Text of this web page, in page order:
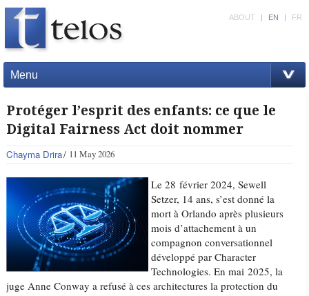
Menu
ABOUT | EN | FR
Protéger l’esprit des enfants: ce que le
Digital Fairness Act doit nommer
Chayma Drira 11 May 2026
Le 28 février 2024, Sewell
Setzer, 14 ans, s’est donné la
mort à Orlando après plusieurs
mois d’attachement à un
compagnon conversationnel
développé par Character
Technologies. En mai 2025, la
juge Anne Conway a refusé à ces architectures la protection du